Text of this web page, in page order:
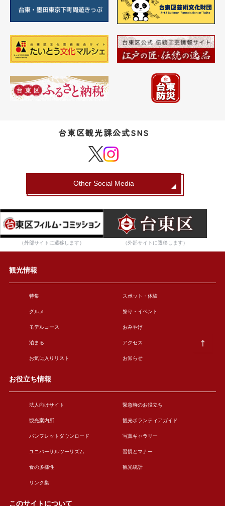
台東区観光課公式SNS
Other Social Media
（外部サイトに遷移します） （外部サイトに遷移します）
観光情報
特集 スポット・体験
グルメ 祭り・イベント
モデルコース おみやげ
泊まる アクセス
お気に入りリスト お知らせ
お役立ち情報
法人向けサイト 緊急時のお役立ち
観光案内所 観光ボランティアガイド
パンフレットダウンロード 写真ギャラリー
ユニバーサルツーリズム 習慣とマナー
食の多様性 観光統計
リンク集
このサイトについて